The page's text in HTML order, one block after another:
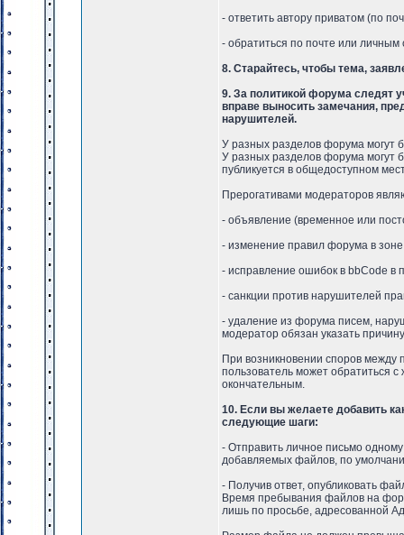
- ответить автору приватом (по
- обратиться по почте или
8. Старайтесь, чтобы тема,
9. За политикой форума следят
вправе выносить замечания,
нарушителей.
У разных разделов форума могут
У разных разделов форума могут
публикуется в общедоступном
Прерогативами модераторов
- объявление (временное или
- изменение правил форума в зоне
- исправление ошибок в bbCode в
- санкции против нарушителей
- удаление из форума писем,
модератор обязан указать
При возникновении споров между
пользователь может обратиться
окончательным.
10. Если вы желаете добавить
следующие шаги:
- Отправить личное письмо
добавляемых файлов, по
- Получив ответ, опубликовать
Время пребывания файлов на
лишь по просьбе, адресованной